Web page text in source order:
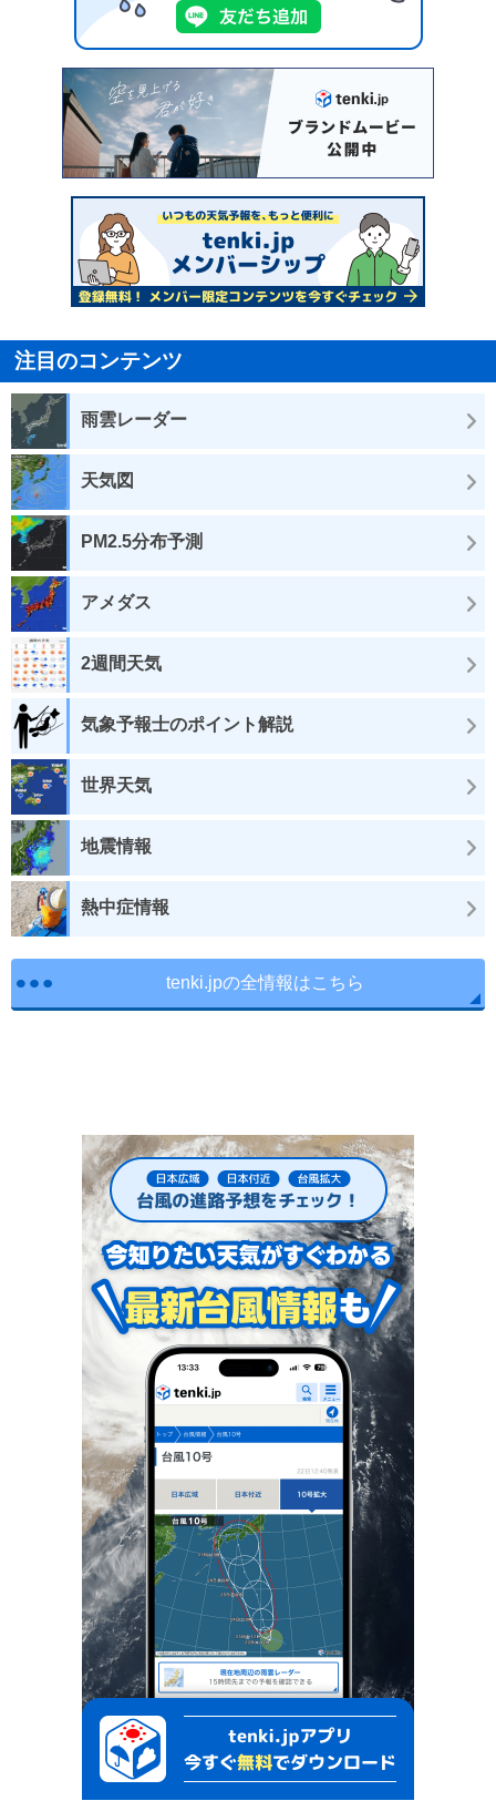
注目のコンテンツ
雨雲レーダー
天気図
PM2.5分布予測
アメダス
2週間天気
気象予報士のポイント解説
世界天気
地震情報
熱中症情報
tenki.jpの全情報はこちら